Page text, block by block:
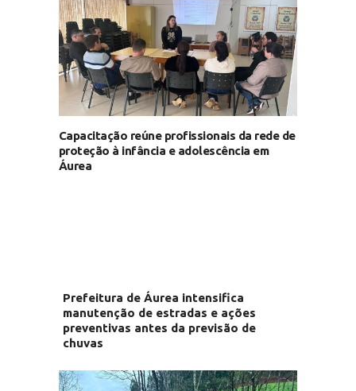
Capacitação reúne profissionais da rede de
proteção à infância e adolescência em
Áurea
Prefeitura de Áurea intensifica
manutenção de estradas e ações
preventivas antes da previsão de
chuvas